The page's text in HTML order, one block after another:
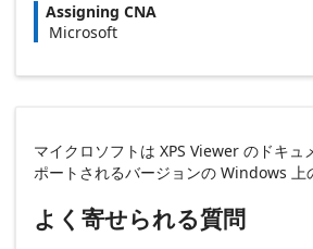
Assigning CNA
Microsoft
マイクロソフトは XPS Viewer のドキ
ポートされるバージョンの Windows 上
よく寄せられる質問